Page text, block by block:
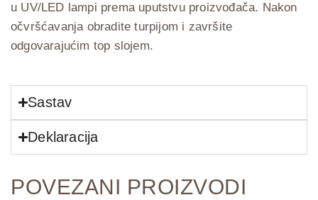
u UV/LED lampi prema uputstvu proizvođača. Nakon
očvršćavanja obradite turpijom i završite
odgovarajućim top slojem.
Sastav
Deklaracija
POVEZANI PROIZVODI